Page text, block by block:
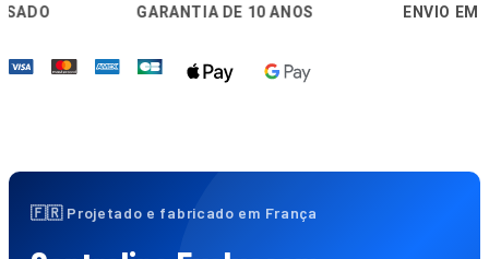
🛡️ GARANTIA DE 10 ANOS 🚚 ENVIO EM 24H
🇫🇷 Projetado e fabricado em França